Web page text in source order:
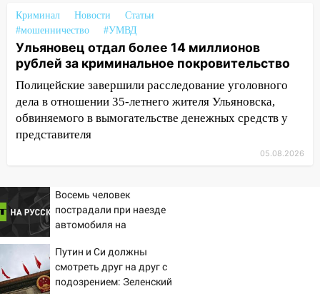
20:38 Ульяновские легкоатлетки
завоевали серебро Первенства России
20:06
В Ишеевке 24-летний мужчина
ударил знакомого ножом в грудь
19:39
В Ульяновске открылась выставка
к 100-летию художника Владимира
Зинина
области на 4 августа
18:54
На трассе Казань — Ульяновск
вспыхнул бензовоз
18:32
В Ульяновской области на
обновление водоснабжения направят
490 млн рублей
Криминал Новости
Статьи
#мошенничество
#УМВД
Ульяновец отдал более 14 миллионов
рублей за криминальное покровительство
Полицейские завершили расследование уголовного
дела в отношении 35-летнего жителя Ульяновска,
обвиняемого в вымогательстве денежных средств у
представителя
05.08.2026
Восемь человек
пострадали при наезде
автомобиля на
Путин и Си должны
смотреть друг на друг с
подозрением: Зеленский